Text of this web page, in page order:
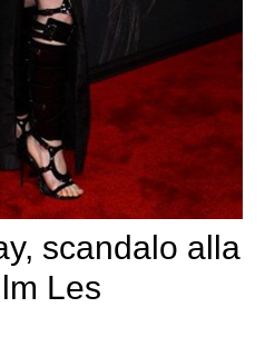
scandalo alla
Les